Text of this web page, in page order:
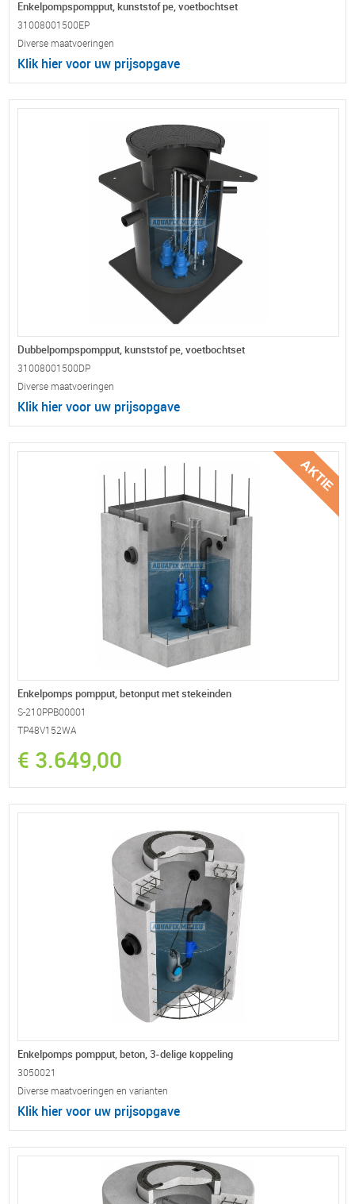
Enkelpompspompput, kunststof pe, voetbochtset
31008001500EP
Diverse maatvoeringen
Klik hier voor uw prijsopgave
Dubbelpompspompput, kunststof pe, voetbochtset
31008001500DP
Diverse maatvoeringen
Klik hier voor uw prijsopgave
Enkelpomps pompput, betonput met stekeinden
S-210PPB00001
TP48V152WA
€ 3.649,00
Enkelpomps pompput, beton, 3-delige koppeling
3050021
Diverse maatvoeringen en varianten
Klik hier voor uw prijsopgave